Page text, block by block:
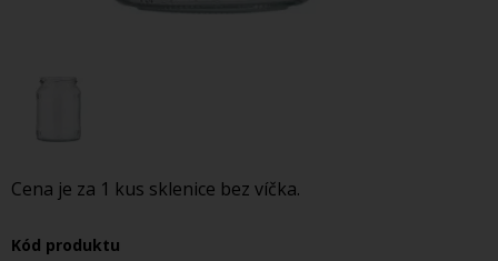
Cena je za 1 kus sklenice bez víčka.
Kód produktu